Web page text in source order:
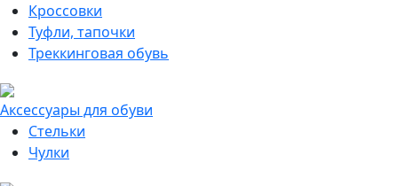
Кроссовки
Туфли, тапочки
Треккинговая обувь
Аксессуары для обуви
Стельки
Чулки